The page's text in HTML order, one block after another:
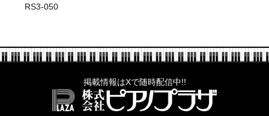
RS3-050
掲載情報はXで随時配信中!!